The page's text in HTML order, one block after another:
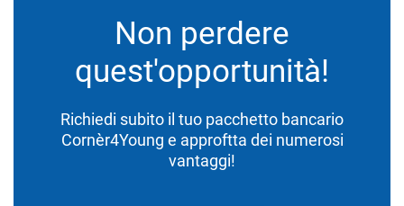
Non perdere
quest'opportunità!
Richiedi subito il tuo pacchetto bancario
Cornèr4Young e approftta dei numerosi
vantaggi!